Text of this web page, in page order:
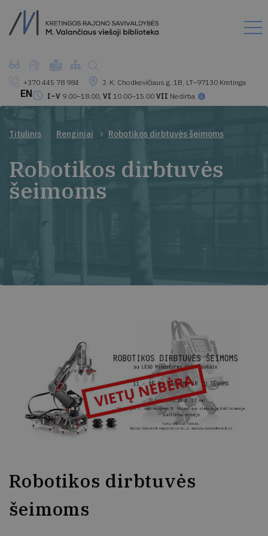
+370 445 78 984
J. K. Chodkevičiaus g. 1B, LT–97130 Kretinga
I–V 9.00–18.00, VI 10.00–15.00 VII Nedirba
EN
Titulinis Renginiai Robotikos dirbtuvės šeimoms
Robotikos dirbtuvės
šeimoms
Robotikos dirbtuvės
šeimoms